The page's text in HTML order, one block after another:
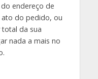
do endereço de
do pedido, ou
total da sua
nada a mais no